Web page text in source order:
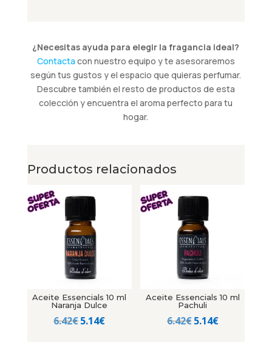
¿Necesitas ayuda para elegir la fragancia ideal?
Contacta con nuestro equipo y te asesoraremos
según tus gustos y el espacio que quieras perfumar.
Descubre también el resto de productos de esta
colección y encuentra el aroma perfecto para tu
hogar.
Productos relacionados
Aceite Essencials 10 ml
Naranja Dulce
6.42€El
5.14€El
Aceite Essencials 10 ml
Pachuli
6.42€El
5.14€El